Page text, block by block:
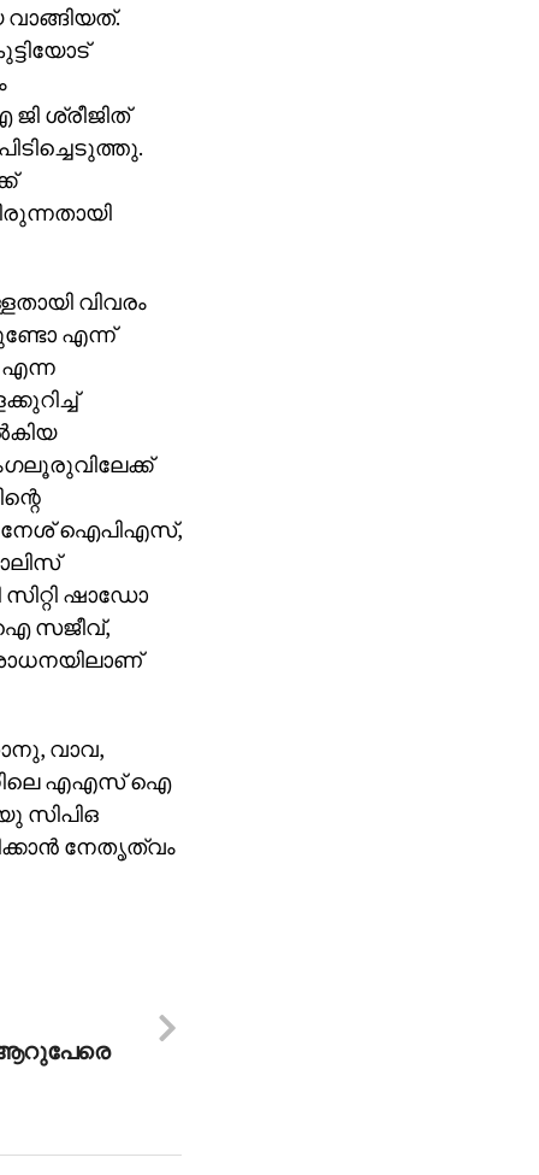
ശ്രീജിത്
വിവരം
എന്ന്
ദിനേശ് ഐപിഎസ്,
ഷാഡോ
സജീവ്,
വാവ,
എഎസ് ഐ
സിപിഒ
നേതൃത്വം
ആറുപേരെ